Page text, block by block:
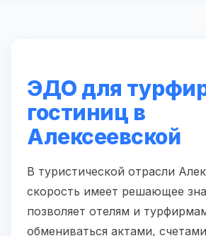
ЭДО для
гостиниц в
Алексеевской
В туристической отрасли
скорость имеет решающее
позволяет отелям и
обмениваться актами,